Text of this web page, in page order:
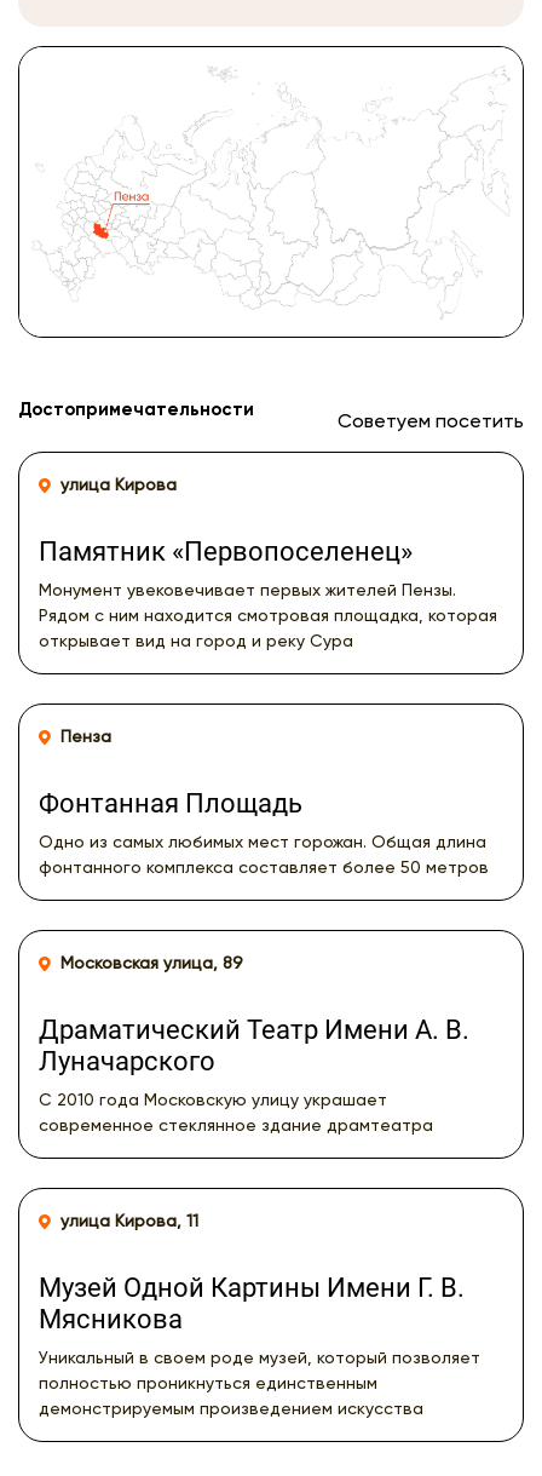
Достопримечательности Советуем посетить
улица Кирова
Памятник «Первопоселенец»
Монумент увековечивает первых жителей Пензы.
Рядом с ним находится смотровая площадка, которая
открывает вид на город и реку Сура
Пенза
Фонтанная Площадь
Одно из самых любимых мест горожан. Общая длина
фонтанного комплекса составляет более 50 метров
Московская улица, 89
Драматический Театр Имени А. В.
Луначарского
С 2010 года Московскую улицу украшает
современное стеклянное здание драмтеатра
улица Кирова, 11
Музей Одной Картины Имени Г. В.
Мясникова
Уникальный в своем роде музей, который позволяет
полностью проникнуться единственным
демонстрируемым произведением искусства